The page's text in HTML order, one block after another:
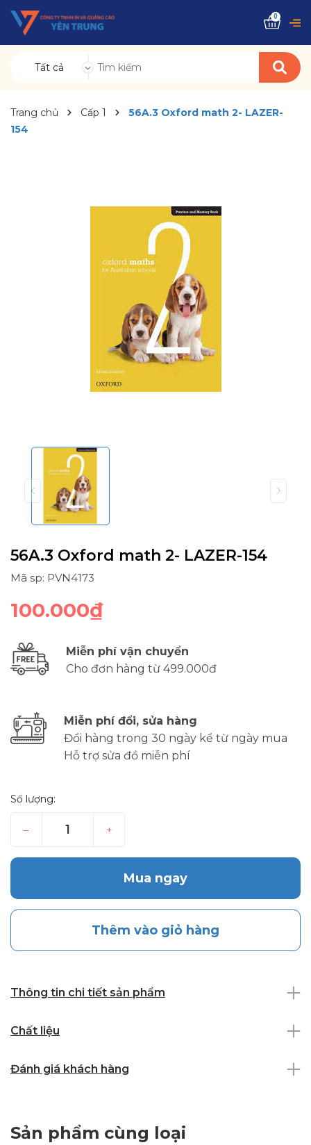
Tất cả
0
Trang chủ Cấp 1
56A.3 Oxford math 2- LAZER-
154
56A.3 Oxford math 2- LAZER-154
Mã sp: PVN4173
100.000₫
Miễn phí vận chuyển
Cho đơn hàng từ 499.000đ
Miễn phí đổi, sửa hàng
Đổi hàng trong 30 ngày kể từ ngày mua
Hỗ trợ sửa đồ miễn phí
Số lượng:
– +
Mua ngay
Thêm vào giỏ hàng
Thông tin chi tiết sản phẩm
Chất liệu
Đánh giá khách hàng
Sản phẩm cùng loại